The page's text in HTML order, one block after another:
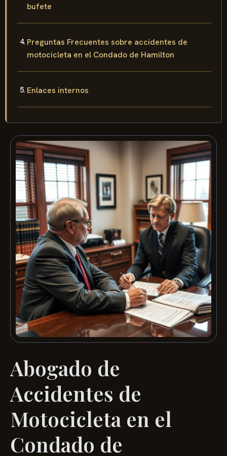
bufete
Preguntas Frecuentes sobre accidentes de
motocicleta en el Condado de Hamilton
Enlaces internos
Abogado de
Accidentes de
Motocicleta en el
Condado de